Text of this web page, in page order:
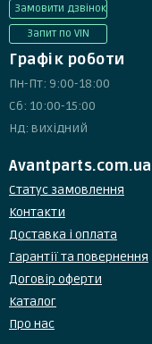
Замовити дзвінок
Запит по VIN
Графік роботи
Пн-Пт: 9:00-18:00
Сб: 10:00-15:00
Нд: вихідний
Avantparts.com.ua
Статус замовлення
Контакти
Доставка і оплата
Гарантії та повернення
Договір оферти
Каталог
Про нас